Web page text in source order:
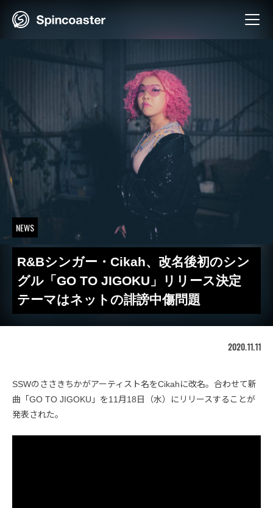
NEWS
R&Bシンガー・Cikah、改名後初のシン
グル「GO TO JIGOKU」リリース決定
テーマはネットの誹謗中傷問題
2020.11.11
SSWのささきちかがアーティスト名をCikahに改名。合わせて新
曲「GO TO JIGOKU」を11月18日（水）にリリースすることが
発表された。